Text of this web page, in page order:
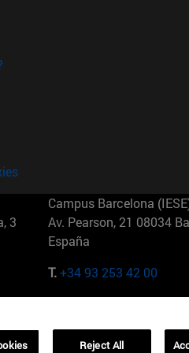
3
Campus Barcelona
Av. Pearson, 21 08034
España
T.+34 93 253 42 00
01321001 Bela Vista
Reject All